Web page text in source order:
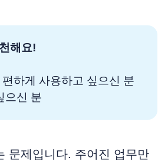
해요!
하게 사용하고 싶으신 분
으신 분
문제입니다. 주어진 업무만